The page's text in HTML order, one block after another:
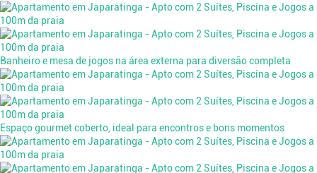
Banheiro e mesa de jogos na área externa para diversão completa
Espaço gourmet coberto, ideal para encontros e bons momentos